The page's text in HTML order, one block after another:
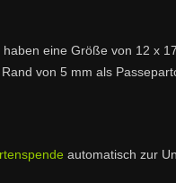
eine Größe von 12 x
von 5 mm als
automatisch zur